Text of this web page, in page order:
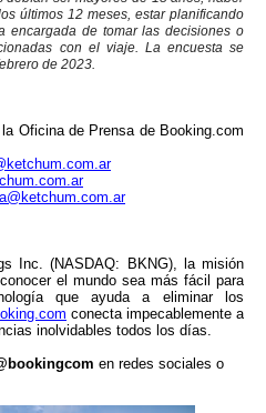
últimos 12 meses, estar planificando
encargada de tomar las decisiones o
con el viaje. La encuesta se
de 2023.
Oficina de Prensa de Booking.com
.ar
.ar
.ar
Inc. (NASDAQ: BKNG), la misión
el mundo sea más fácil para
que ayuda a eliminar los
conecta impecablemente a
inolvidables todos los días.
bookingcom en redes sociales o